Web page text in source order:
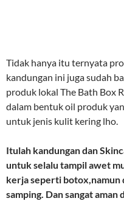
Tidak hanya itu ternyata
kandungan ini juga sudah
produk lokal The Bath Box
dalam bentuk oil produk
untuk jenis kulit kering lho.
Itulah kandungan dan
untuk selalu tampil awet
kerja seperti
samping. Dan sangat aman